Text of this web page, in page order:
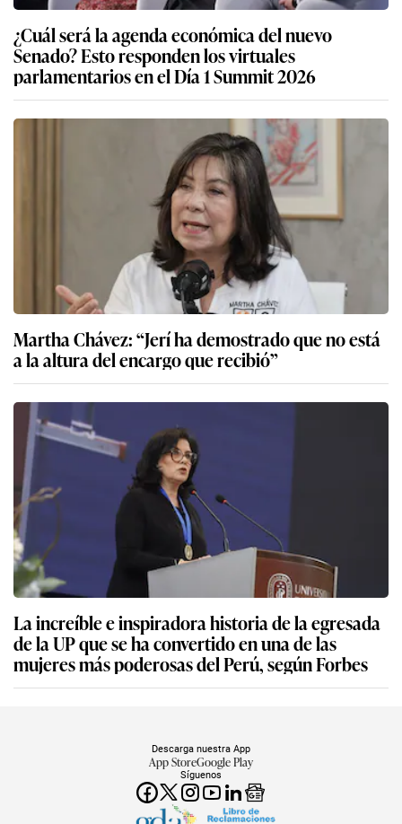
¿Cuál será la agenda económica del nuevo
Senado? Esto responden los virtuales
parlamentarios en el Día 1 Summit 2026
Martha Chávez: “Jerí ha demostrado que no está
a la altura del encargo que recibió”
La increíble e inspiradora historia de la egresada
de la UP que se ha convertido en una de las
mujeres más poderosas del Perú, según Forbes
Síguenos
Descarga nuestra App
App StoreGoogle Play